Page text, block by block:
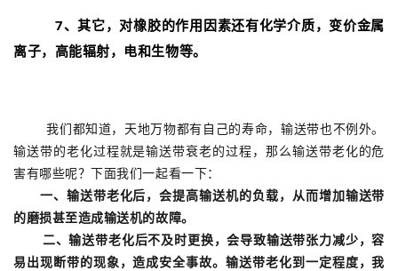
7、其它，对橡胶的作用因素还有化学介质，变价金属
离子，高能辐射，电和生物等。
我们都知道，天地万物都有自己的寿命，输送带也不例外。
输送带的老化过程就是输送带衰老的过程，那么输送带老化的危
害有哪些呢？下面我们一起看一下：
一、输送带老化后，会提高输送机的负载，从而增加输送带
的磨损甚至造成输送机的故障。
二、输送带老化后不及时更换，会导致输送带张力减少，容
易出现断带的现象，造成安全事故。输送带老化到一定程度，我